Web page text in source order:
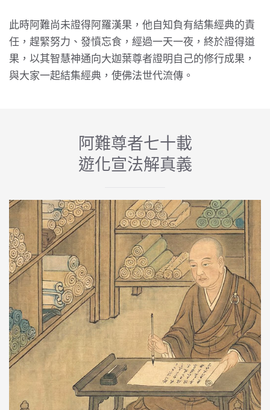
此時阿難尚未證得阿羅漢果，他自知負有結集經典的責
任，趕緊努力、發憤忘食，經過一天一夜，終於證得道
果，以其智慧神通向大迦葉尊者證明自己的修行成果，
與大家一起結集經典，使佛法世代流傳。
阿難尊者七十載
遊化宣法解真義